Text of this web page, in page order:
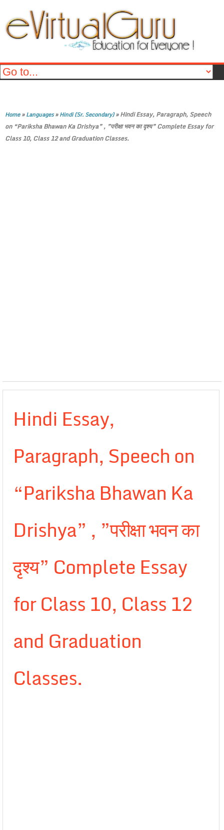
Home»Languages»Hindi (Sr. Secondary)»Hindi Essay, Paragraph, Speech
on “Pariksha Bhawan Ka Drishya” , ”परीक्षा भवन का दृश्य” Complete Essay for
Class 10, Class 12 and Graduation Classes.
Hindi Essay,
Paragraph, Speech on
“Pariksha Bhawan Ka
Drishya” , ”परीक्षा भवन का
दृश्य” Complete Essay
for Class 10, Class 12
and Graduation
Classes.